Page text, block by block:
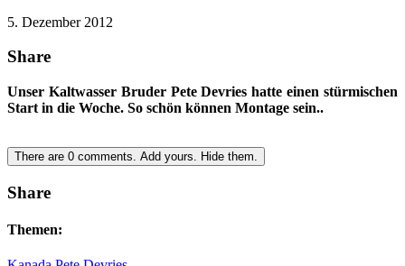
5. Dezember 2012
Share
Unser Kaltwasser Bruder Pete Devries hatte einen stürmischen
Start in die Woche. So schön können Montage sein..
There are 0 comments. Add yours. Hide them.
Share
Themen: